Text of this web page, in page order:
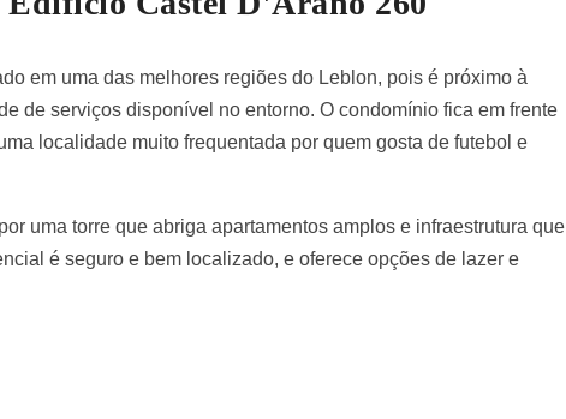
em uma das melhores regiões do Leblon, pois é próximo à
de serviços disponível no entorno. O condomínio fica em frente
localidade muito frequentada por quem gosta de futebol e
uma torre que abriga apartamentos amplos e infraestrutura que
é seguro e bem localizado, e oferece opções de lazer e